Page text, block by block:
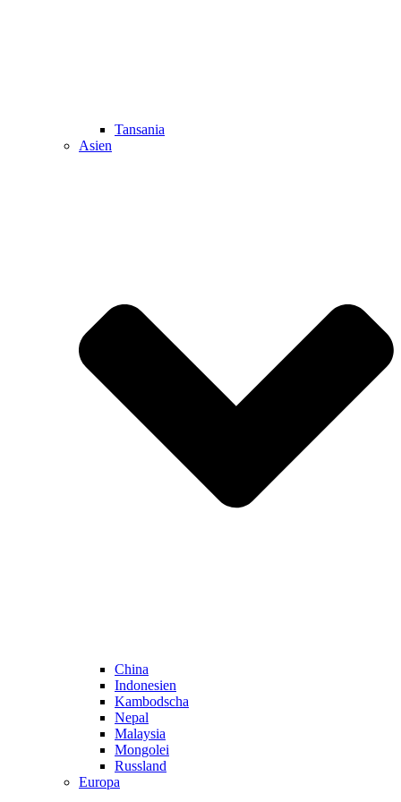
Tansania
Asien
China
Indonesien
Kambodscha
Nepal
Malaysia
Mongolei
Russland
Europa